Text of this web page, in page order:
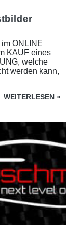
ONLINE
KAUF eines
welche
werden kann,
WEITERLESEN »